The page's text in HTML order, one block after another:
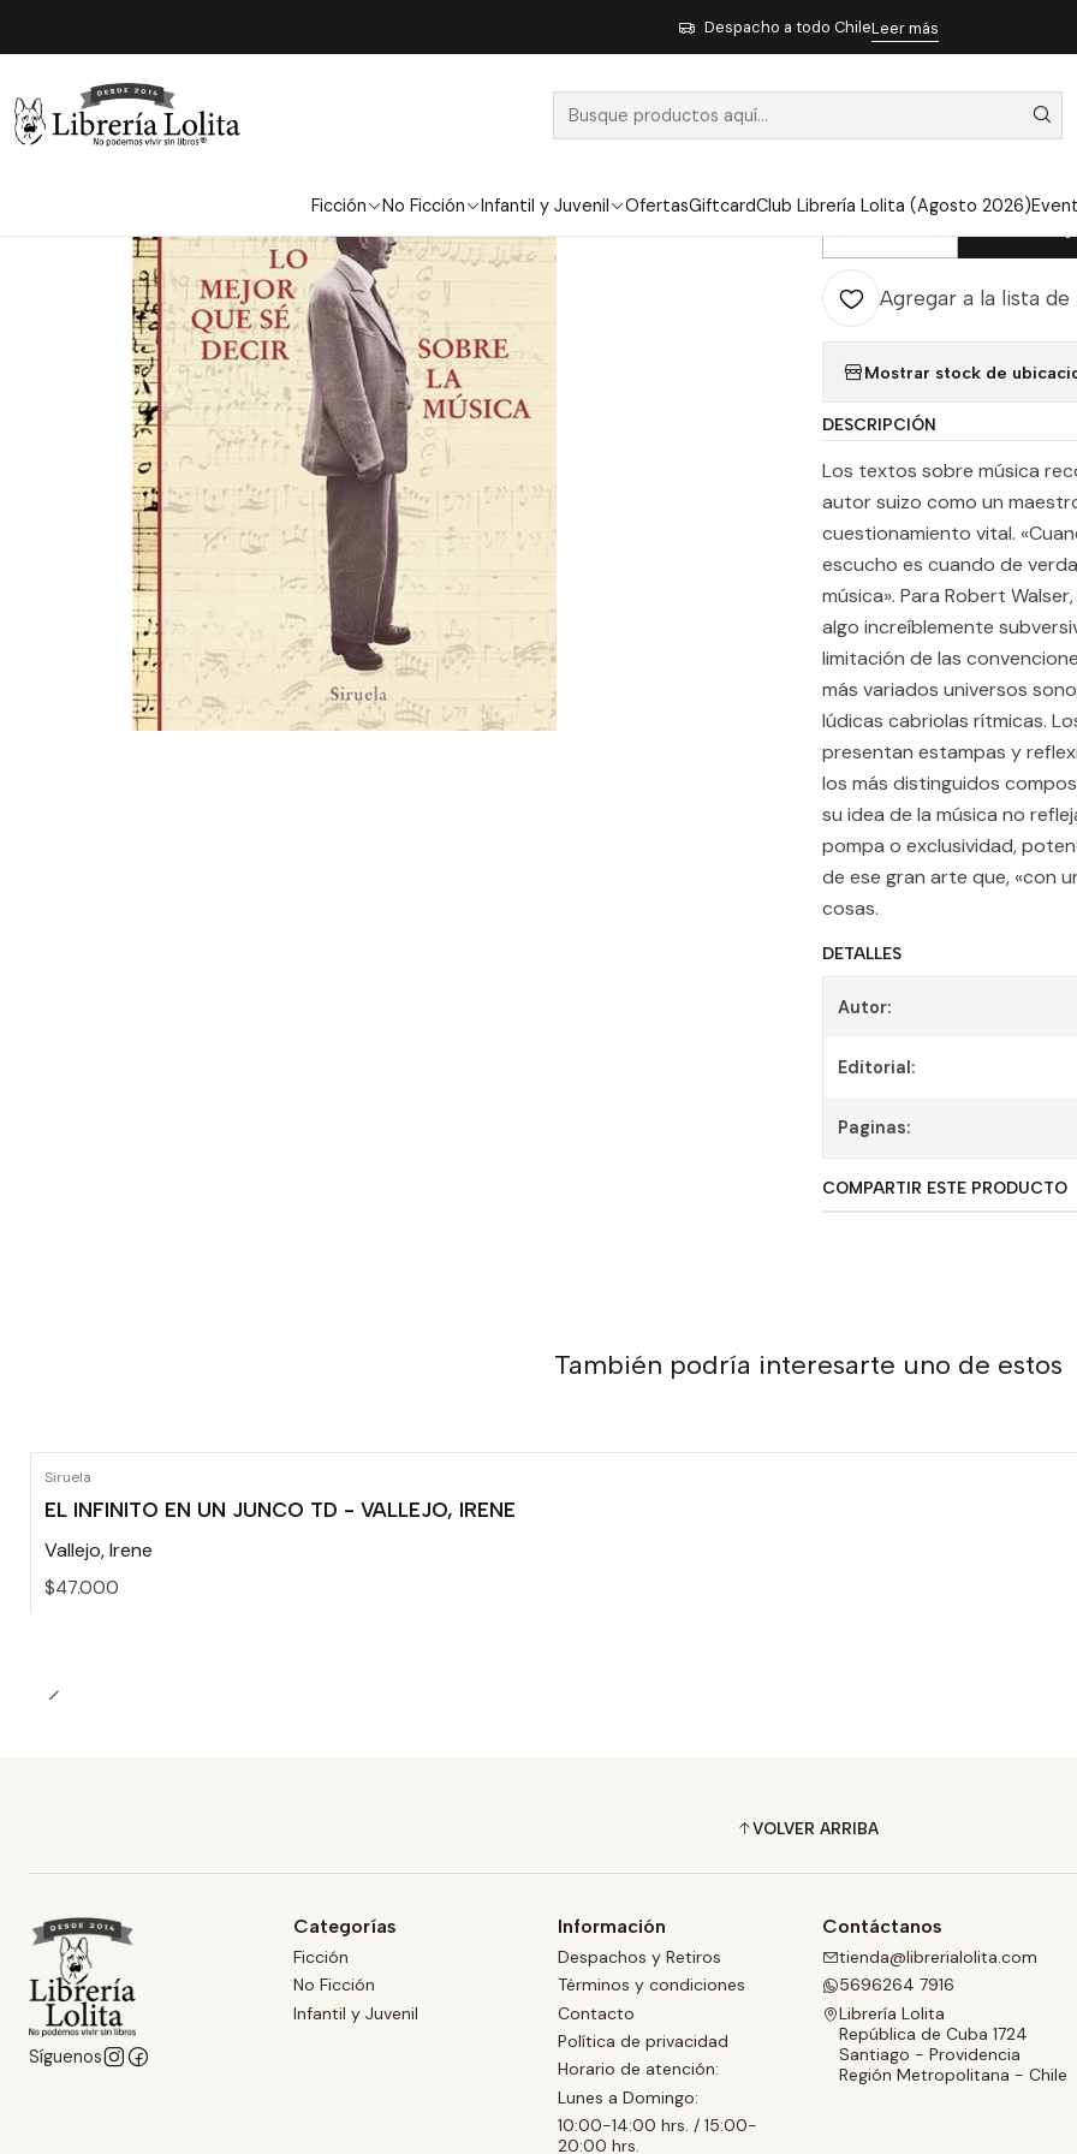
Ficción No Ficción Infantil y Juvenil OfertasGiftcardClub Librería Lolita (Agosto 2026)
Despacho a todo ChileLeer más
Música Lo Mejor Que Se Decir Sobre La Musica -
LO MEJOR
Cantidad
Agregar a la lista
Mostrar stock de
DESCRIPCIÓN
Los textos sobre música
autor suizo como un
cuestionamiento vital.
escucho es cuando de
música». Para Robert
algo increíblemente
limitación de las
más variados universos
lúdicas cabriolas rítmicas.
presentan estampas y
los más distinguidos
su idea de la música no
pompa o exclusividad,
de ese gran arte que, «con
cosas.
DETALLES
Autor:
Editorial:
Paginas:
COMPARTIR ESTE PRODUCTO
También podría interesarte uno de estos
Siruela
EL INFINITO EN UN JUNCO TD - VALLEJO, IRENE
Vallejo, Irene
$47.000
VOLVER ARRIBA
Síguenos
Categorías
Ficción
No Ficción
Infantil y Juvenil
Información
Despachos y Retiros
Términos y condiciones
Contacto
Política de privacidad
Horario de atención:
Lunes a Domingo:
10:00-14:00 hrs. / 15:00-
20:00 hrs.
Contáctanos
tienda@librerialolita.com
5696264 7916
Librería Lolita
República de Cuba 1724
Santiago - Providencia
Región Metropolitana - Chile